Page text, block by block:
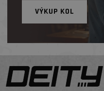
VÝKUP KOL